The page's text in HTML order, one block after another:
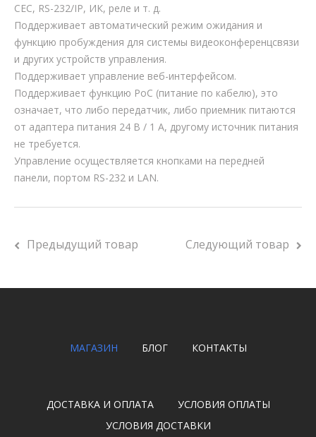
CEC, RS-232/IP, ИК, реле и т. д.
Поддерживает автоматический режим ожидания и
функцию пробуждения для системы видеоконференцсвязи
и других устройств управления.
Поддерживает управление веб-интерфейсом.
Поддерживает функцию PoC (питание по кабелю), это
означает, что либо передатчик, либо приемник питаются
от адаптера питания 24 В / 1 А, другому источник питания
не требуется.
Управление осуществляется кнопками на передней
панели, портом RS-232 и LAN.
Предыдущий товар Следующий товар
МАГАЗИН БЛОГ КОНТАКТЫ
ДОСТАВКА И ОПЛАТА
УСЛОВИЯ ОПЛАТЫ
УСЛОВИЯ ДОСТАВКИ